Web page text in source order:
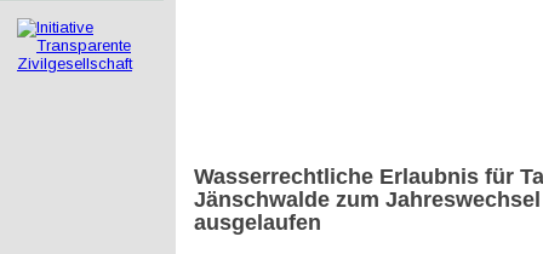
Wasserrechtliche Erlaubnis für
Jänschwalde zum Jahreswechsel
ausgelaufen